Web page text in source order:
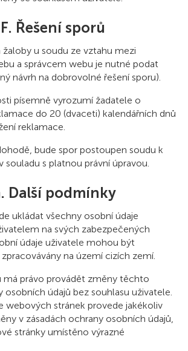
F. Řešení sporů
žaloby u soudu ze vztahu mezi
a správcem webu je nutné podat
návrh na dobrovolné řešení sporu).
písemně vyrozumí žadatele o
do 20 (dvaceti) kalendářních dnů
reklamace.
bude spor postoupen soudu k
souladu s platnou právní úpravou.
Další podmínky
ukládat všechny osobní údaje
na svých zabezpečených
údaje uživatele mohou být
na území cizích zemí.
má právo provádět změny těchto
osobních údajů bez souhlasu uživatele.
webových stránek provede jakékoliv
v zásadách ochrany osobních údajů,
stránky umístěno výrazné